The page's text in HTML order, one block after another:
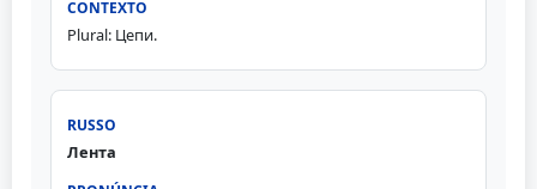
Plural: Цепи.
Лента